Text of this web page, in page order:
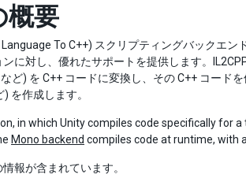
概要
To C++) スクリプティングバックエン
に対し、優れたサポートを提供します。
ど) を C++ コードに変換し、その C++ コー
を作成します。
in which Unity compiles code specifically for
Mono backend compiles code at runtime, with
報が含まれています。